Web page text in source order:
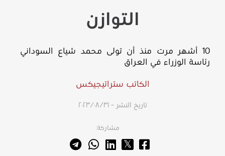
التوازن
10 أشهر مرت منذ أن تولى محمد شياع السوداني
رئاسة الوزراء في العراق
الكاتب ستراتيجيكس
تاريخ النشر – ٣١‏/٠٨‏/٢٠٢٣
مشاركة: